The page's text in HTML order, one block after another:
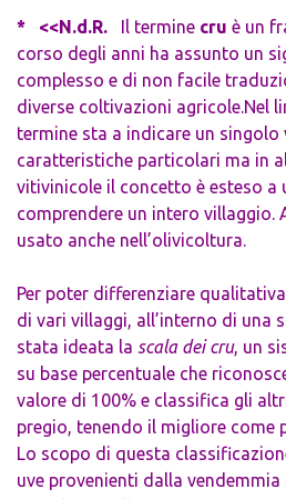
* <<N.d.R.
Il termine cru è un
corso degli anni ha assunto un
complesso e di non facile
diverse coltivazioni agricole. Nel
termine sta a indicare un
caratteristiche particolari ma in
vitivinicole il concetto è esteso
comprendere un intero villaggio.
usato anche nell’olivicoltura.
Per poter differenziare
di vari villaggi, all’interno di una
stata ideata la scala dei cru, un
su base percentuale che
valore di 100% e classifica gli
pregio, tenendo il migliore come
Lo scopo di questa
uve provenienti dalla vendemmia